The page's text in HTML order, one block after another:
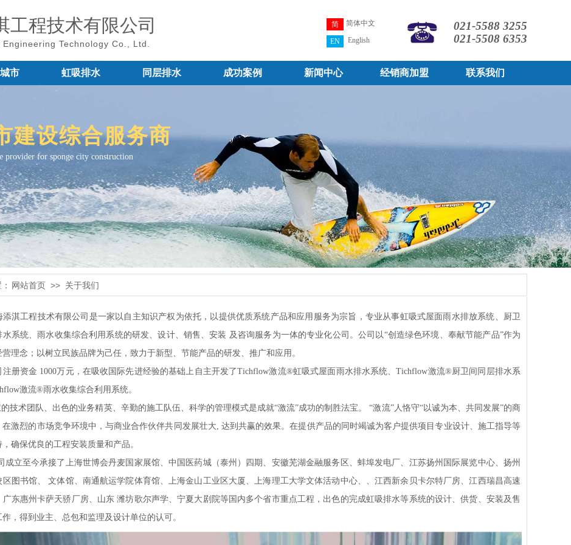
工程技术有限公司
Technology Co., Ltd. EN
简体中文
English
简
021-5588 3255
021-5508 6353
市 虹吸排水 同层排水 成功案例 新闻中心 经销商加盟 联系我们
建设综合服务商
provider for sponge city construction
网站首页 >> 关于我们
工程技术有限公司是一家以自主知识产权为依托，以提供优质系统产品和应用服务为宗旨，专业从事虹吸式屋面雨水排放系统、厨卫
水系统、雨水收集综合利用系统的研发、设计、销售、安装 及咨询服务为一体的专业化公司。公司以“创造绿色环境、奉献节能产品”作为
营理念；以树立民族品牌为己任，致力于新型、节能产品的研发、推广和应用。
资金 1000万元，在吸收国际先进经验的基础上自主开发了Tichflow激流®虹吸式屋面雨水排水系统、Tichflow激流®厨卫间同层排水系
激流®雨水收集综合利用系统。
术团队、出色的业务精英、辛勤的施工队伍、科学的管理模式是成就“激流”成功的制胜法宝。 “激流”人恪守“以诚为本、共同发展”的商
在激烈的市场竞争环境中，与商业合作伙伴共同发展壮大, 达到共赢的效果。在提供产品的同时竭诚为客户提供项目专业设计、施工指导等
确保优良的工程安装质量和产品。
至今承接了上海世博会丹麦国家展馆、中国医药城（泰州）四期、安徽芜湖金融服务区、蚌埠发电厂、江苏扬州国际展览中心、扬州
区图书馆、 文体馆、南通航运学院体育馆、上海金山工业区大厦、上海理工大学文体活动中心、、江西新余贝卡尔特厂房、江西瑞昌高速
广东惠州卡萨天骄厂房、山东 潍坊歌尔声学、宁夏大剧院等国内多个省市重点工程，出色的完成虹吸排水等系统的设计、供货、安装及售
作，得到业主、总包和监理及设计单位的认可。